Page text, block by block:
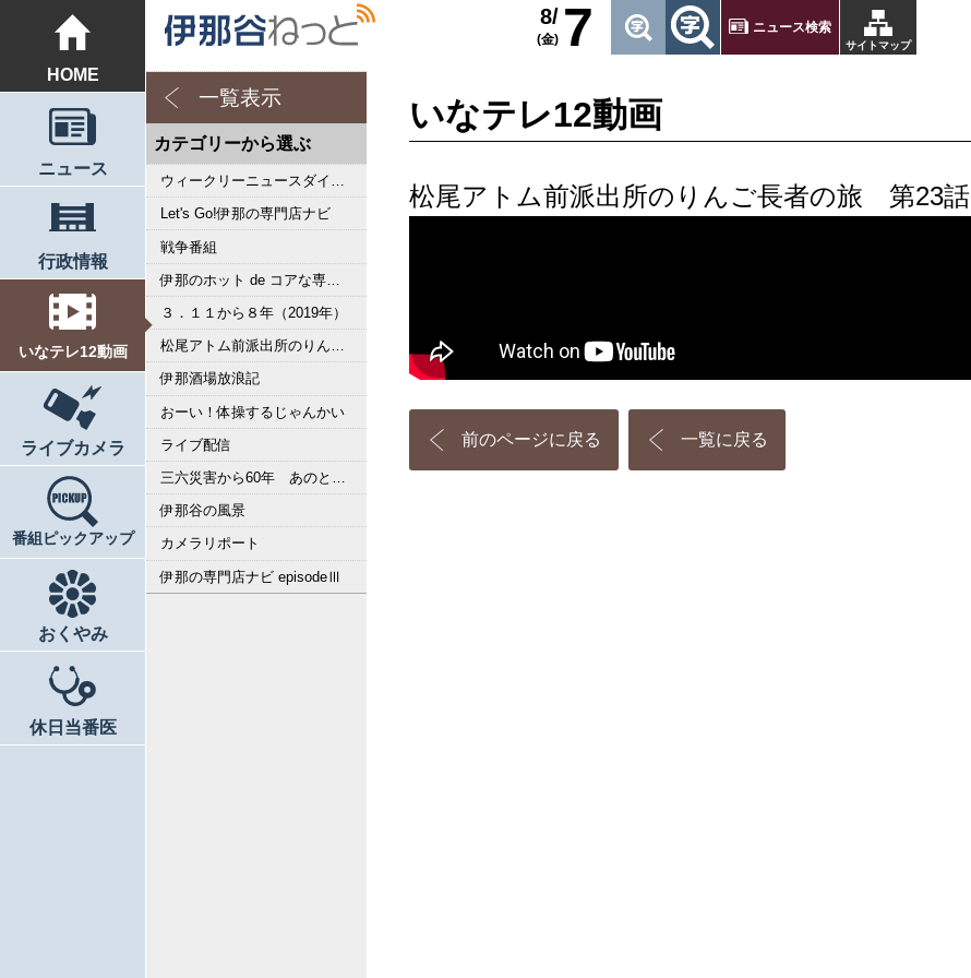
サイトマップ
ニュース検索
7
8/
(金)
HOME
ニュース
行政情報
いなテレ12動画
ライブカメラ
番組ピックアップ
おくやみ
休日当番医
一覧表示
カテゴリーから選ぶ
ウィークリーニュースダイジェスト
Let's Go!伊那の専門店ナビ
戦争番組
伊那のホット de コアな専門店ナビ
３．１１から８年（2019年）
松尾アトム前派出所のりんご長者の旅
伊那酒場放浪記
おーい！体操するじゃんかい
ライブ配信
三六災害から60年 あのとき私は･･･
伊那谷の風景
カメラリポート
伊那の専門店ナビ episodeⅢ
いなテレ12動画
松尾アトム前派出所のりんご長者の旅 第23話
前のページに戻る 一覧に戻る